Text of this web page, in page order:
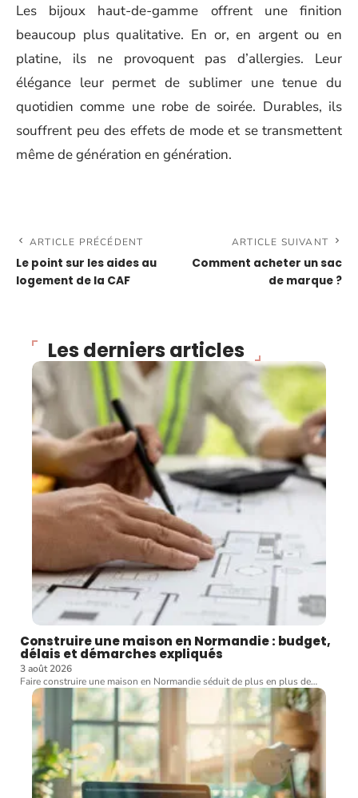
Les bijoux haut-de-gamme offrent une finition
beaucoup plus qualitative. En or, en argent ou en
platine, ils ne provoquent pas d’allergies. Leur
élégance leur permet de sublimer une tenue du
quotidien comme une robe de soirée. Durables, ils
souffrent peu des effets de mode et se transmettent
même de génération en génération.
ARTICLE PRÉCÉDENT
Le point sur les aides au
logement de la CAF
ARTICLE SUIVANT
Comment acheter un sac
de marque ?
Les derniers articles
Construire une maison en Normandie : budget,
délais et démarches expliqués
3 août 2026
Faire construire une maison en Normandie séduit de plus en plus de…